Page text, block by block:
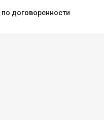
по договоренности